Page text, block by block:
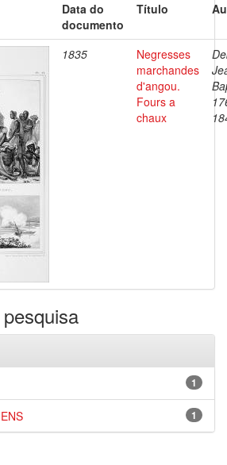
Data do
documento
Título
1835
Negresses
marchandes
d'angou.
Fours a
chaux
1
1